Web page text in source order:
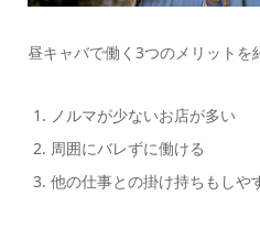
昼キャバで働く3つのメリットを
ノルマが少ないお店が多い
周囲にバレずに働ける
他の仕事との掛け持ちもしや